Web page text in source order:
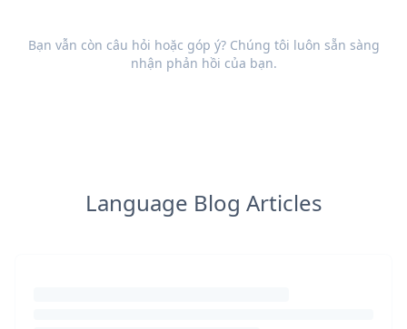
Bạn vẫn còn câu hỏi hoặc góp ý? Chúng tôi luôn sẵn sàng
nhận phản hồi của bạn.
Language Blog Articles